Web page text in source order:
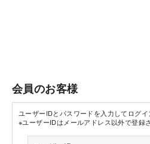
会員のお客様
ユーザーIDとパスワードを入力してログイ
※ユーザーIDはメールアドレス以外で登録